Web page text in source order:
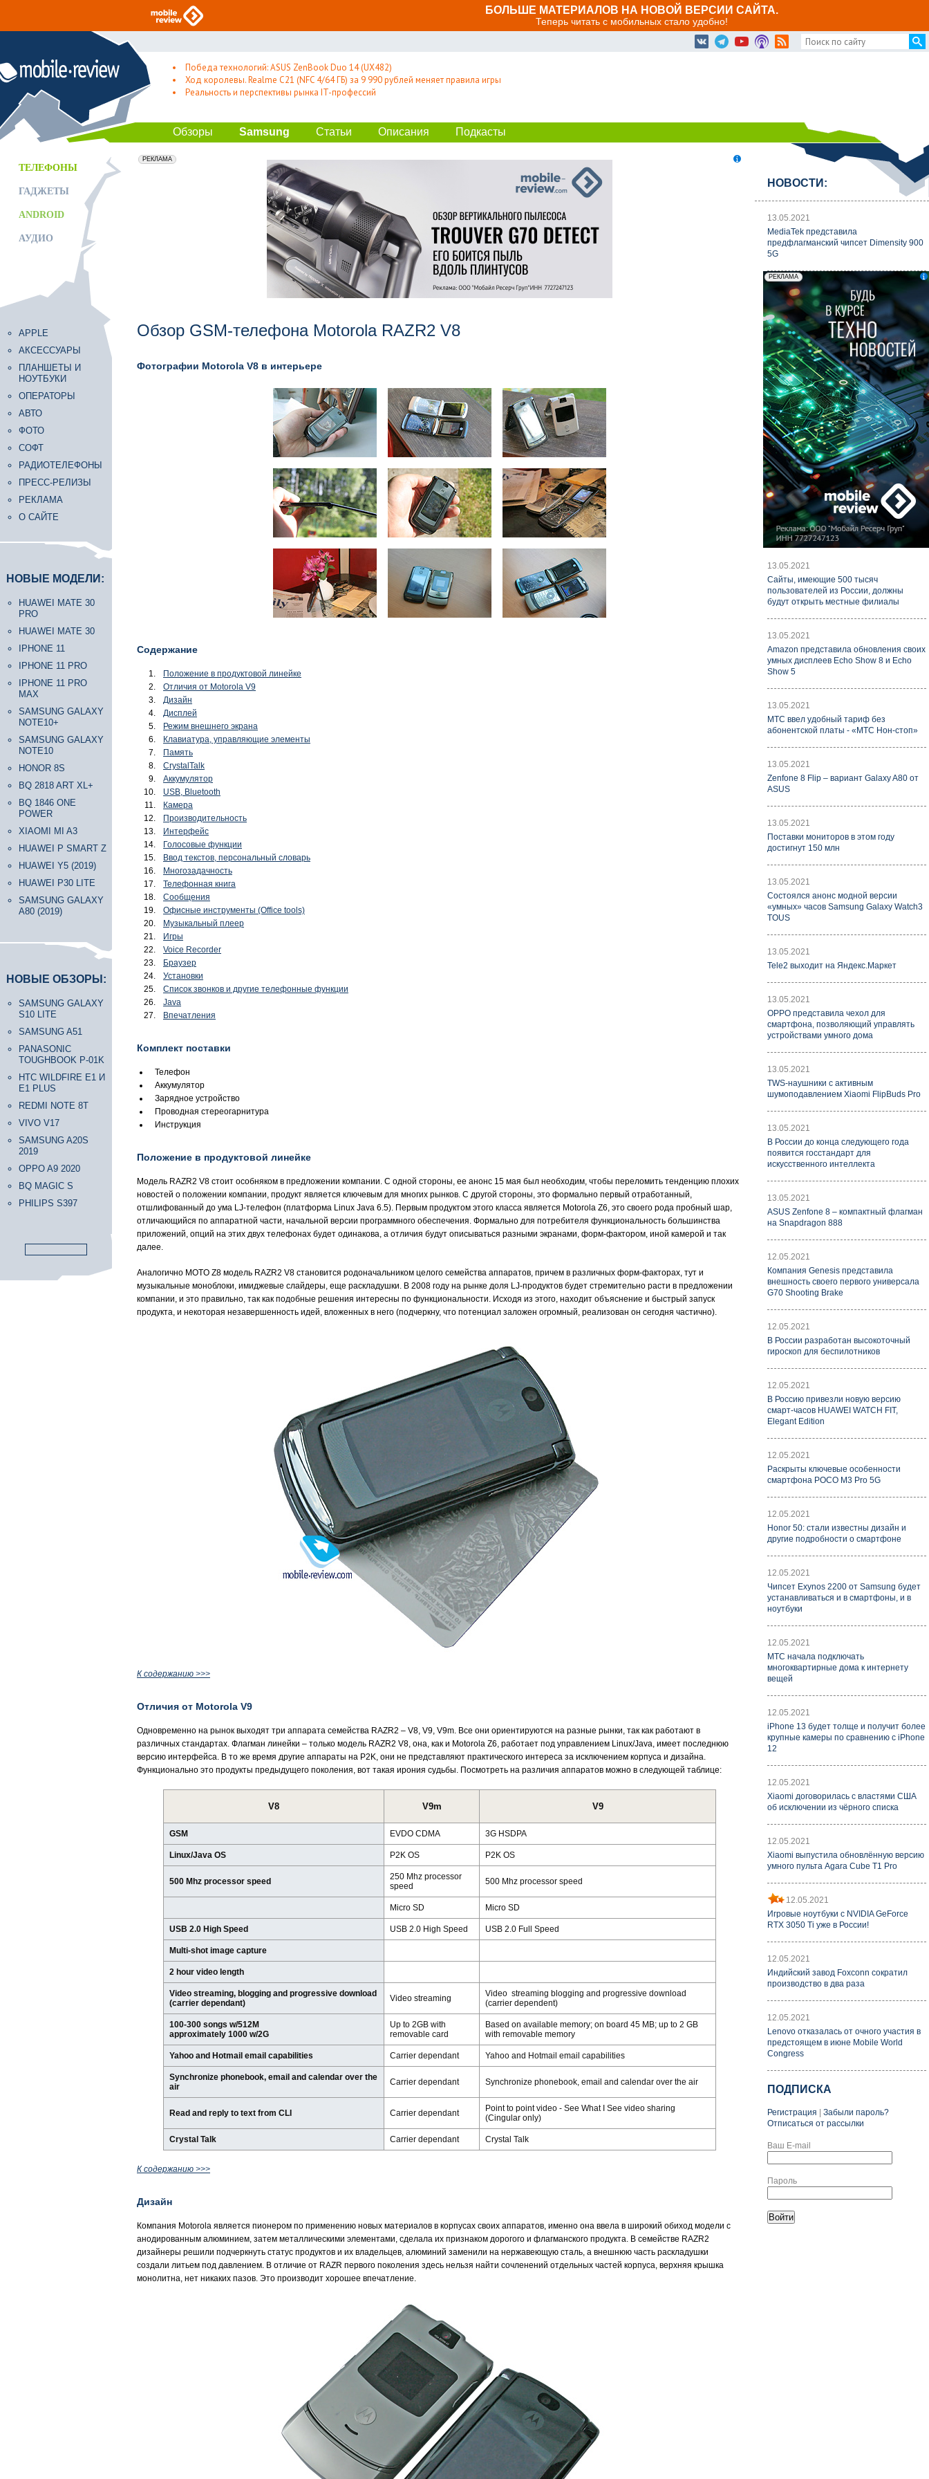
БОЛЬШЕ МАТЕРИАЛОВ НА НОВОЙ ВЕРСИИ САЙТА.
Теперь читать с мобильных стало удобно!
Победа технологий: ASUS ZenBook Duo 14 (UX482)
Ход королевы. Realme C21 (NFC 4/64 ГБ) за 9 990 рублей меняет правила игры
Реальность и перспективы рынка IT-профессий
Обзоры Samsung Статьи Описания Подкасты
ТЕЛЕФОНЫ
ГАДЖЕТЫ
ANDROID
АУДИО
APPLE
АКСЕССУАРЫ
ПЛАНШЕТЫ И
НОУТБУКИ
ОПЕРАТОРЫ
АВТО
ФОТО
СОФТ
РАДИОТЕЛЕФОНЫ
ПРЕСС-РЕЛИЗЫ
РЕКЛАМА
О САЙТЕ
НОВЫЕ МОДЕЛИ:
HUAWEI MATE 30
PRO
HUAWEI MATE 30
IPHONE 11
IPHONE 11 PRO
IPHONE 11 PRO
MAX
SAMSUNG GALAXY
NOTE10+
SAMSUNG GALAXY
NOTE10
HONOR 8S
BQ 2818 ART XL+
BQ 1846 ONE
POWER
XIAOMI MI A3
HUAWEI P SMART Z
HUAWEI Y5 (2019)
HUAWEI P30 LITE
SAMSUNG GALAXY
A80 (2019)
НОВЫЕ ОБЗОРЫ:
SAMSUNG GALAXY
S10 LITE
SAMSUNG A51
PANASONIC
TOUGHBOOK P-01K
HTC WILDFIRE E1 И
E1 PLUS
REDMI NOTE 8T
VIVO V17
SAMSUNG A20S
2019
OPPO A9 2020
BQ MAGIC S
PHILIPS S397
erid: 2VfnxxmNzs5
РЕКЛАМА
Обзор GSM-телефона Motorola RAZR2 V8
Фотографии Motorola V8 в интерьере
Содержание
Положение в продуктовой линейке
Отличия от Motorola V9
Дизайн
Дисплей
Режим внешнего экрана
Клавиатура, управляющие элементы
Память
CrystalTalk
Аккумулятор
USB, Bluetooth
Камера
Производительность
Интерфейс
Голосовые функции
Ввод текстов, персональный словарь
Многозадачность
Телефонная книга
Сообщения
Офисные инструменты (Office tools)
Музыкальный плеер
Игры
Voice Recorder
Браузер
Установки
Список звонков и другие телефонные функции
Java
Впечатления
Комплект поставки
Телефон
Аккумулятор
Зарядное устройство
Проводная стереогарнитура
Инструкция
Положение в продуктовой линейке
Модель RAZR2 V8 стоит особняком в предложении компании. С одной стороны, ее анонс 15 мая был необходим, чтобы переломить тенденцию плохих
новостей о положении компании, продукт является ключевым для многих рынков. С другой стороны, это формально первый отработанный,
отшлифованный до ума LJ-телефон (платформа Linux Java 6.5). Первым продуктом этого класса является Motorola Z6, это своего рода пробный шар,
отличающийся по аппаратной части, начальной версии программного обеспечения. Формально для потребителя функциональность большинства
приложений, опций на этих двух телефонах будет одинакова, а отличия будут описываться разными экранами, форм-фактором, иной камерой и так
далее.
Аналогично MOTO Z8 модель RAZR2 V8 становится родоначальником целого семейства аппаратов, причем в различных форм-факторах, тут и
музыкальные моноблоки, имиджевые слайдеры, еще раскладушки. В 2008 году на рынке доля LJ-продуктов будет стремительно расти в предложении
компании, и это правильно, так как подобные решения интересны по функциональности. Исходя из этого, находит объяснение и быстрый запуск
продукта, и некоторая незавершенность идей, вложенных в него (подчеркну, что потенциал заложен огромный, реализован он сегодня частично).
К содержанию >>>
Отличия от Motorola V9
Одновременно на рынок выходят три аппарата семейства RAZR2 – V8, V9, V9m. Все они ориентируются на разные рынки, так как работают в
различных стандартах. Флагман линейки – только модель RAZR2 V8, она, как и Motorola Z6, работает под управлением Linux/Java, имеет последнюю
версию интерфейса. В то же время другие аппараты на P2K, они не представляют практического интереса за исключением корпуса и дизайна.
Функционально это продукты предыдущего поколения, вот такая ирония судьбы. Посмотреть на различия аппаратов можно в следующей таблице:
V8 V9m V9
GSM EVDO CDMA 3G HSDPA
Linux/Java OS P2K OS P2K OS
500 Mhz processor speed
250 Mhz processor
speed
500 Mhz processor speed
Micro SD Micro SD
USB 2.0 High Speed USB 2.0 High Speed USB 2.0 Full Speed
Multi-shot image capture
2 hour video length
Video streaming, blogging and progressive download
(carrier dependant)
Video streaming
Video streaming blogging and progressive download
(carrier dependent)
100-300 songs w/512M
approximately 1000 w/2G
Up to 2GB with
removable card
Based on available memory; on board 45 MB; up to 2 GB
with removable memory
Yahoo and Hotmail email capabilities Carrier dependant Yahoo and Hotmail email capabilities
Synchronize phonebook, email and calendar over the
air
Carrier dependant Synchronize phonebook, email and calendar over the air
Read and reply to text from CLI Carrier dependant
Point to point video - See What I See video sharing
(Cingular only)
Crystal Talk Carrier dependant Crystal Talk
К содержанию >>>
Дизайн
Компания Motorola является пионером по применению новых материалов в корпусах своих аппаратов, именно она ввела в широкий обиход модели с
анодированным алюминием, затем металлическими элементами, сделала их признаком дорогого и флагманского продукта. В семействе RAZR2
дизайнеры решили подчеркнуть статус продуктов и их владельцев, алюминий заменили на нержавеющую сталь, а внешнюю часть раскладушки
создали литьем под давлением. В отличие от RAZR первого поколения здесь нельзя найти сочленений отдельных частей корпуса, верхняя крышка
монолитна, нет никаких пазов. Это производит хорошее впечатление.
НОВОСТИ:
13.05.2021
MediaTek представила
предфлагманский чипсет Dimensity 900
5G
13.05.2021
Cайты, имеющие 500 тысяч
пользователей из России, должны
будут открыть местные филиалы
13.05.2021
Amazon представила обновления своих
умных дисплеев Echo Show 8 и Echo
Show 5
13.05.2021
МТС ввел удобный тариф без
абонентской платы - «МТС Нон-стоп»
13.05.2021
Zenfone 8 Flip – вариант Galaxy A80 от
ASUS
13.05.2021
Поставки мониторов в этом году
достигнут 150 млн
13.05.2021
Состоялся анонс модной версии
«умных» часов Samsung Galaxy Watch3
TOUS
13.05.2021
Tele2 выходит на Яндекс.Маркет
13.05.2021
OPPO представила чехол для
смартфона, позволяющий управлять
устройствами умного дома
13.05.2021
TWS-наушники с активным
шумоподавлением Xiaomi FlipBuds Pro
13.05.2021
В России до конца следующего года
появится госстандарт для
искусственного интеллекта
13.05.2021
ASUS Zenfone 8 – компактный флагман
на Snapdragon 888
12.05.2021
Компания Genesis представила
внешность своего первого универсала
G70 Shooting Brake
12.05.2021
В России разработан высокоточный
гироскоп для беспилотников
12.05.2021
В Россию привезли новую версию
смарт-часов HUAWEI WATCH FIT,
Elegant Edition
12.05.2021
Раскрыты ключевые особенности
смартфона POCO M3 Pro 5G
12.05.2021
Honor 50: стали известны дизайн и
другие подробности о смартфоне
12.05.2021
Чипсет Exynos 2200 от Samsung будет
устанавливаться и в смартфоны, и в
ноутбуки
12.05.2021
МТС начала подключать
многоквартирные дома к интернету
вещей
12.05.2021
iPhone 13 будет толще и получит более
крупные камеры по сравнению с iPhone
12
12.05.2021
Xiaomi договорилась с властями США
об исключении из чёрного списка
12.05.2021
Xiaomi выпустила обновлённую версию
умного пульта Agara Cube T1 Pro
12.05.2021
Игровые ноутбуки с NVIDIA GeForce
RTX 3050 Ti уже в России!
12.05.2021
Индийский завод Foxconn сократил
производство в два раза
12.05.2021
Lenovo отказалась от очного участия в
предстоящем в июне Mobile World
Congress
ПОДПИСКА
Регистрация
Забыли пароль?
Отписаться от рассылки
Ваш E-mail
Пароль